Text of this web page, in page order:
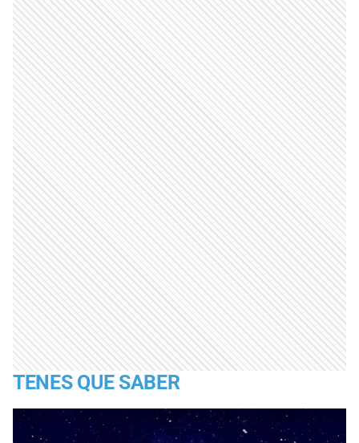
TENES QUE SABER